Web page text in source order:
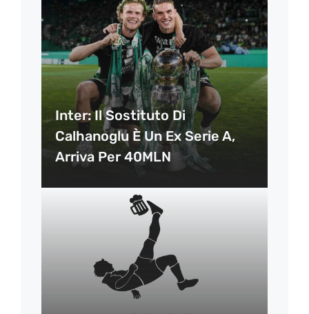
Inter: Il Sostituto Di
Calhanoglu È Un Ex Serie A,
Arriva Per 40MLN